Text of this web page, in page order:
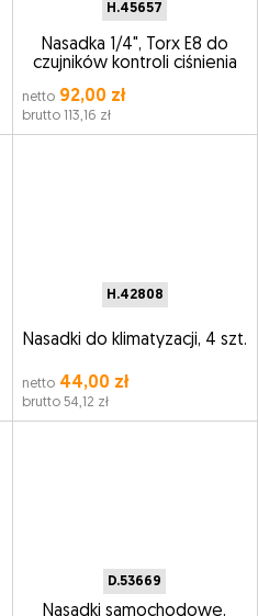
H.45657
Nasadka 1/4", Torx E8 do
czujników kontroli ciśnienia
netto92,00 zł
brutto 113,16 zł
H.42808
Nasadki do klimatyzacji, 4 szt.
netto44,00 zł
brutto 54,12 zł
D.53669
Nasadki samochodowe,